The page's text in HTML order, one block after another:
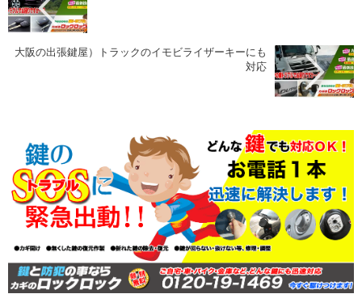
大阪の出張鍵屋）トラックのイモビライザーキーにも
対応